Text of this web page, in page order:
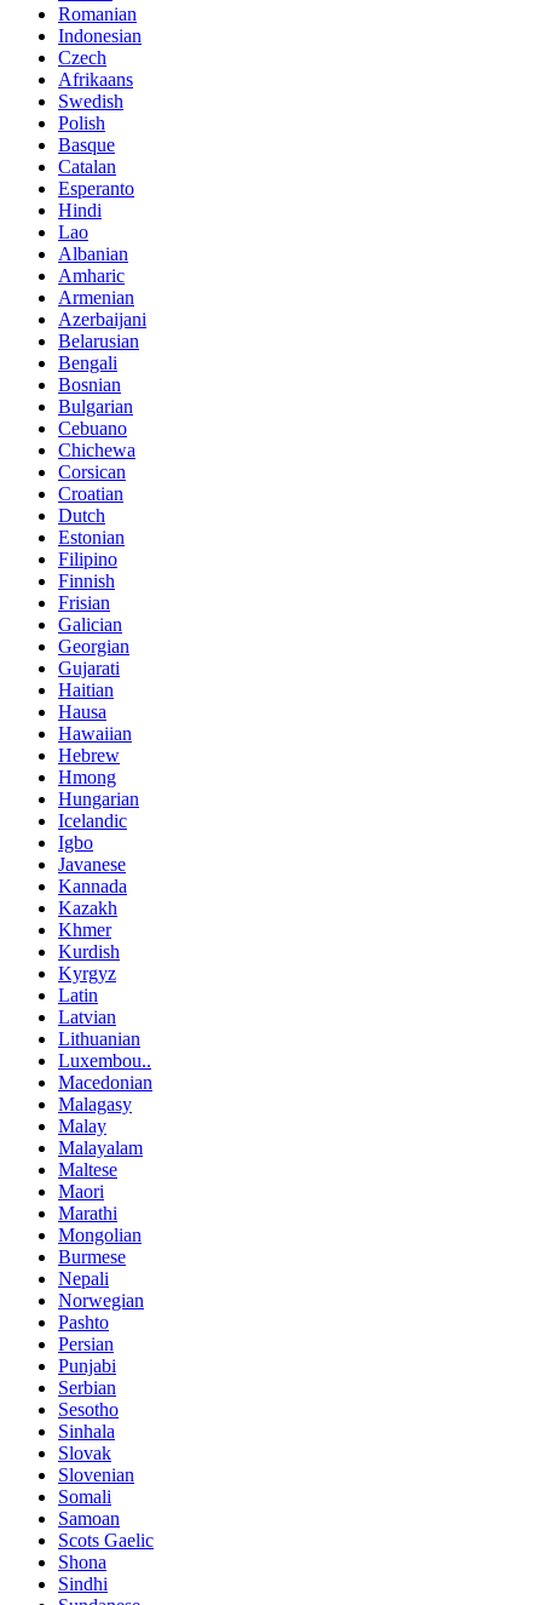
Romanian
Indonesian
Czech
Afrikaans
Swedish
Polish
Basque
Catalan
Esperanto
Hindi
Lao
Albanian
Amharic
Armenian
Azerbaijani
Belarusian
Bengali
Bosnian
Bulgarian
Cebuano
Chichewa
Corsican
Croatian
Dutch
Estonian
Filipino
Finnish
Frisian
Galician
Georgian
Gujarati
Haitian
Hausa
Hawaiian
Hebrew
Hmong
Hungarian
Icelandic
Igbo
Javanese
Kannada
Kazakh
Khmer
Kurdish
Kyrgyz
Latin
Latvian
Lithuanian
Luxembou..
Macedonian
Malagasy
Malay
Malayalam
Maltese
Maori
Marathi
Mongolian
Burmese
Nepali
Norwegian
Pashto
Persian
Punjabi
Serbian
Sesotho
Sinhala
Slovak
Slovenian
Somali
Samoan
Scots Gaelic
Shona
Sindhi